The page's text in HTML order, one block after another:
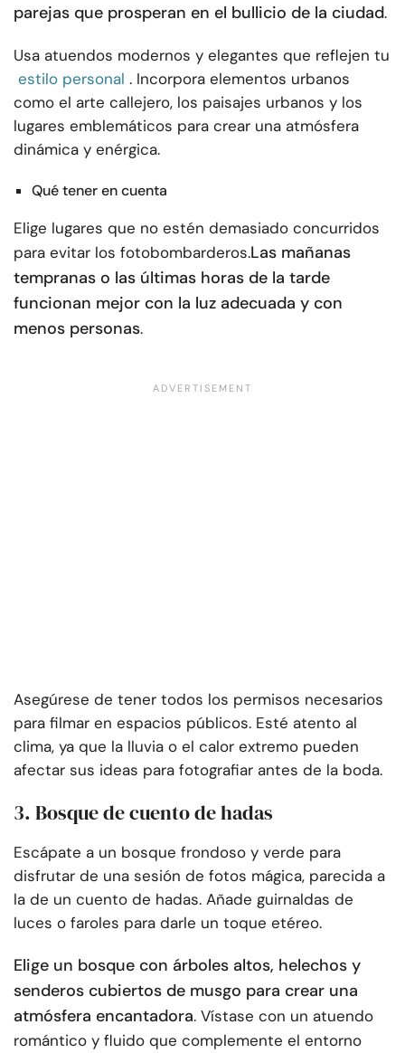
parejas que prosperan en el bullicio de la ciudad.
Usa atuendos modernos y elegantes que reflejen tu
estilo personal . Incorpora elementos urbanos
como el arte callejero, los paisajes urbanos y los
lugares emblemáticos para crear una atmósfera
dinámica y enérgica.
Qué tener en cuenta
Elige lugares que no estén demasiado concurridos
para evitar los fotobombarderos.Las mañanas
tempranas o las últimas horas de la tarde
funcionan mejor con la luz adecuada y con
menos personas.
Asegúrese de tener todos los permisos necesarios
para filmar en espacios públicos. Esté atento al
clima, ya que la lluvia o el calor extremo pueden
afectar sus ideas para fotografiar antes de la boda.
3. Bosque de cuento de hadas
Escápate a un bosque frondoso y verde para
disfrutar de una sesión de fotos mágica, parecida a
la de un cuento de hadas. Añade guirnaldas de
luces o faroles para darle un toque etéreo.
Elige un bosque con árboles altos, helechos y
senderos cubiertos de musgo para crear una
atmósfera encantadora. Vístase con un atuendo
romántico y fluido que complemente el entorno